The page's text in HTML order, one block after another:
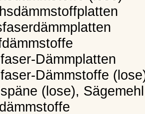
Dämmplatten
Dämmstoffe
(lose), Sägemehl